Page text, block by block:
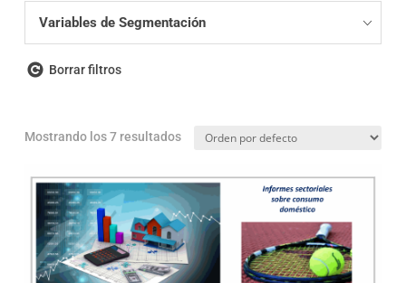
Variables de Segmentación
Borrar filtros
Mostrando los 7 resultados